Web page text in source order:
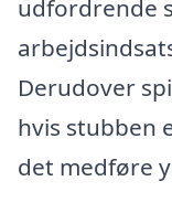
udfordrende
Derudover
hvis stubben
det medføre